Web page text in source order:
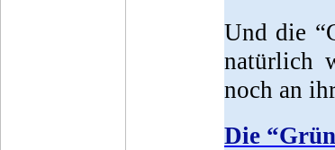
Und die
natürlich
noch an
Die